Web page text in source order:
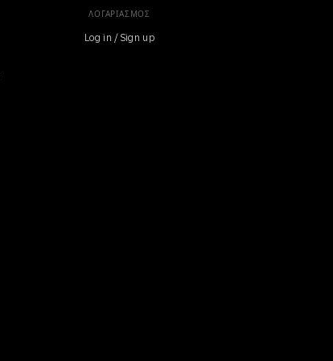
ΛΟΓΑΡΙΑΣΜΌΣ
Log in / Sign up